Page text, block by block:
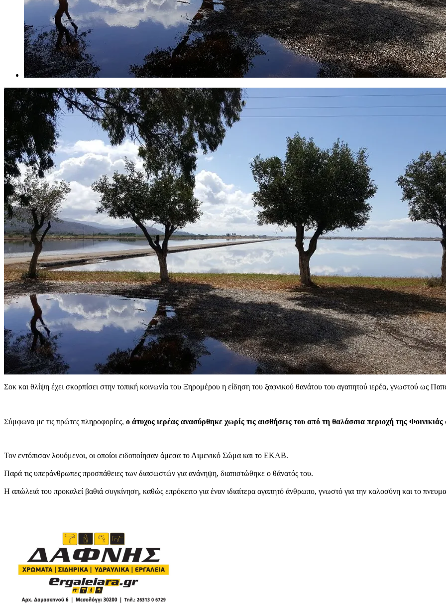
Σοκ και θλίψη έχει σκορπίσει στην τοπική κοινωνία του Ξηρομέρου η είδηση του ξαφνικού θανάτου του αγαπητού ιερέα, γνωστού ως
Σύμφωνα με τις πρώτες πληροφορίες, ο άτυχος ιερέας ανασύρθηκε χωρίς τις αισθήσεις του από τη θαλάσσια περιοχή της
Τον εντόπισαν λουόμενοι, οι οποίοι ειδοποίησαν άμεσα το Λιμενικό Σώμα και το ΕΚΑΒ.
Παρά τις υπεράνθρωπες προσπάθειες των διασωστών για ανάνηψη, διαπιστώθηκε ο θάνατός του.
Η απώλειά του προκαλεί βαθιά συγκίνηση, καθώς επρόκειτο για έναν ιδιαίτερα αγαπητό άνθρωπο, γνωστό για την καλοσύνη και το